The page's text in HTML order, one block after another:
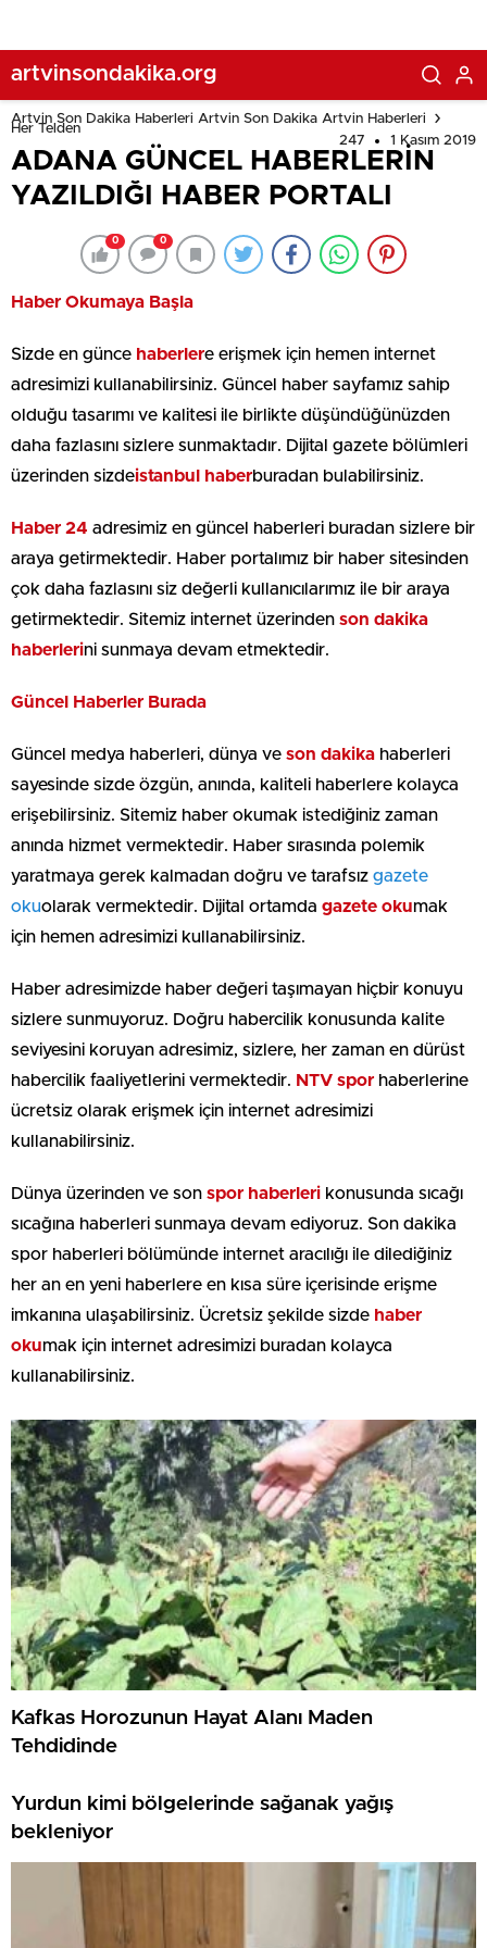
artvinsondakika.org
Artvin Son Dakika Haberleri Artvin Son Dakika Artvin Haberleri
Her Telden
247
1 Kasım 2019
ADANA GÜNCEL HABERLERİN
YAZILDIĞI HABER PORTALI
0 0
Haber Okumaya Başla
Sizde en günce haberlere erişmek için hemen internet
adresimizi kullanabilirsiniz. Güncel haber sayfamız sahip
olduğu tasarımı ve kalitesi ile birlikte düşündüğünüzden
daha fazlasını sizlere sunmaktadır. Dijital gazete bölümleri
üzerinden sizdeistanbul haberburadan bulabilirsiniz.
Haber 24 adresimiz en güncel haberleri buradan sizlere bir
araya getirmektedir. Haber portalımız bir haber sitesinden
çok daha fazlasını siz değerli kullanıcılarımız ile bir araya
getirmektedir. Sitemiz internet üzerinden son dakika
haberlerini sunmaya devam etmektedir.
Güncel Haberler Burada
Güncel medya haberleri, dünya ve son dakika haberleri
sayesinde sizde özgün, anında, kaliteli haberlere kolayca
erişebilirsiniz. Sitemiz haber okumak istediğiniz zaman
anında hizmet vermektedir. Haber sırasında polemik
yaratmaya gerek kalmadan doğru ve tarafsız gazete
okuolarak vermektedir. Dijital ortamda gazete okumak
için hemen adresimizi kullanabilirsiniz.
Haber adresimizde haber değeri taşımayan hiçbir konuyu
sizlere sunmuyoruz. Doğru habercilik konusunda kalite
seviyesini koruyan adresimiz, sizlere, her zaman en dürüst
habercilik faaliyetlerini vermektedir. NTV spor haberlerine
ücretsiz olarak erişmek için internet adresimizi
kullanabilirsiniz.
Dünya üzerinden ve son spor haberleri konusunda sıcağı
sıcağına haberleri sunmaya devam ediyoruz. Son dakika
spor haberleri bölümünde internet aracılığı ile dilediğiniz
her an en yeni haberlere en kısa süre içerisinde erişme
imkanına ulaşabilirsiniz. Ücretsiz şekilde sizde haber
okumak için internet adresimizi buradan kolayca
kullanabilirsiniz.
Kafkas Horozunun Hayat Alanı Maden
Tehdidinde
Yurdun kimi bölgelerinde sağanak yağış
bekleniyor